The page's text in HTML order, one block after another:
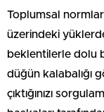
Toplumsal
üzerindeki
beklentilerle dolu
düğün kalabalığı
çıktığınızı